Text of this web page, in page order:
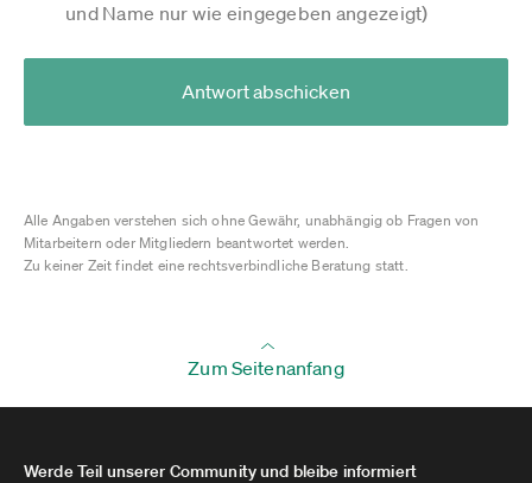
und Name nur wie eingegeben angezeigt)
Antwort abschicken
Alle Angaben verstehen sich ohne Gewähr, unabhängig ob Fragen von
Mitarbeitern oder Mitgliedern beantwortet werden.
Zu keiner Zeit findet eine rechtsverbindliche Beratung statt.
Zum Seitenanfang
Werde Teil unserer Community und bleibe informiert